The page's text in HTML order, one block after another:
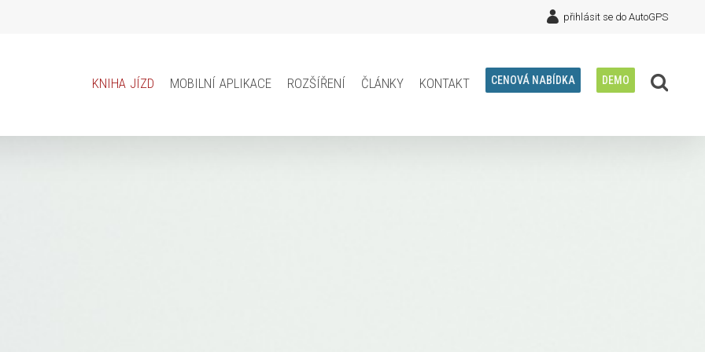
přihlásit se do AutoGPS
kniha jízd mobilní aplikace rozšíření články kontakt CENOVÁ NABÍDKA DEMO